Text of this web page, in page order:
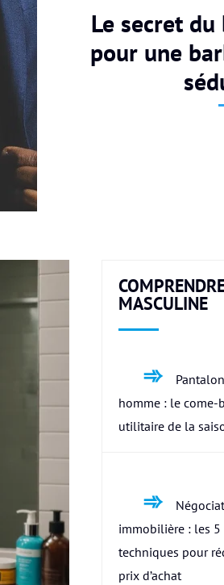
Le secret
pour une
MASCULINE
homme : le come-
utilitaire de la
immobilière : les 5
techniques pour
prix d’achat